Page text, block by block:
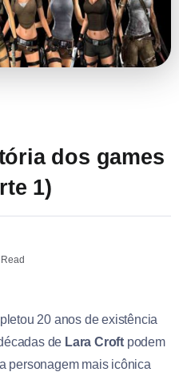
dos games
1)
20 anos de existência
de Lara Croft podem
personagem mais icônica